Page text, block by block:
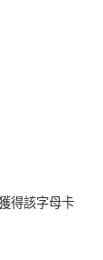
得該字母卡